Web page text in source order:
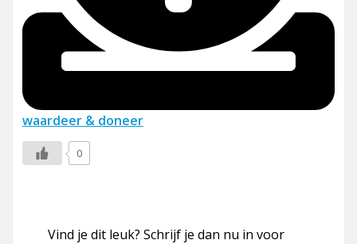
waardeer & doneer
0
Vind je dit leuk? Schrijf je dan nu in voor